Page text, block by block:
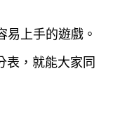
易上手的遊戲。
表，就能大家同